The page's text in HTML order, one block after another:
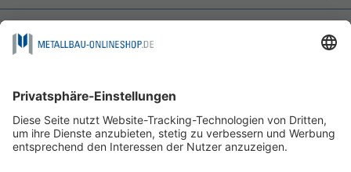
UNSERE LIEFERLÄNDER
FOLGEN SIE UNS AUF
ZAHLUNGSMÖGLICHKEITEN